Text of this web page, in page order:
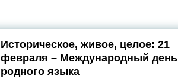
Историческое, живое, целое: 21
февраля – Международный день
родного языка